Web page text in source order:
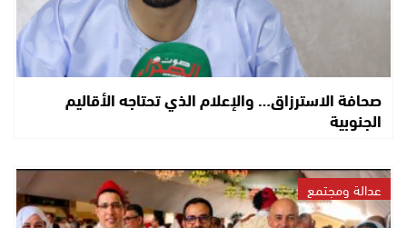
صحافة الاسترزاق… والإعلام الذي تحتاجه الأقاليم
الجنوبية
عدالة ومجتمع